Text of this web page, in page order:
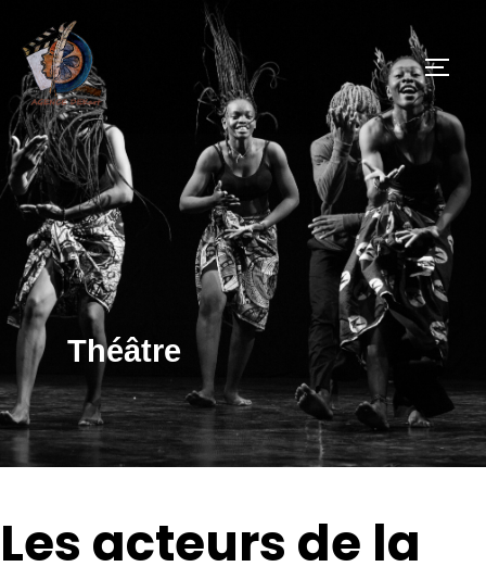
Théâtre
Les acteurs de la